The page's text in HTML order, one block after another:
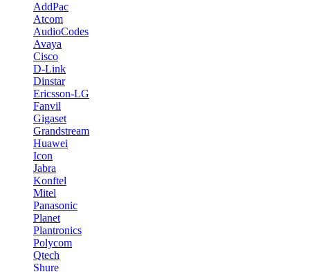
AddPac
Atcom
AudioCodes
Avaya
Cisco
D-Link
Dinstar
Ericsson-LG
Fanvil
Gigaset
Grandstream
Huawei
Icon
Jabra
Konftel
Mitel
Panasonic
Planet
Plantronics
Polycom
Qtech
Shure